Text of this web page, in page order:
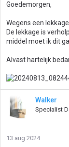
Goedemorgen,
Wegens een
De lekkage is
middel moet ik dit
Alvast hartelijk
Walker
Specialist
13 aug 2024